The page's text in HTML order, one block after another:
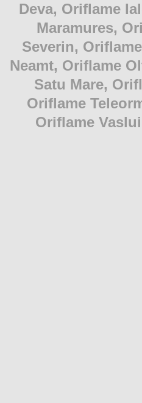
Deva, Oriflame
Maramures,
Severin,
Neamt, Oriflame
Satu Mare,
Oriflame
Oriflame